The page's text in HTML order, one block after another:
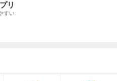
リ
すい